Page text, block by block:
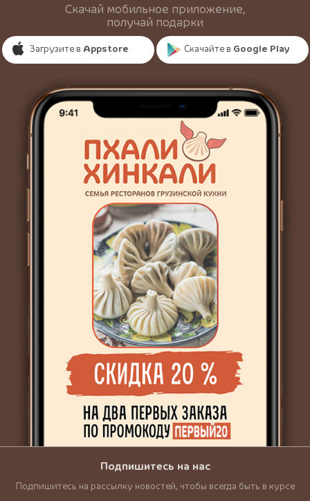
Скачай мобильное приложение,
получай подарки
Загрузите в Appstore Скачайте в Google Play
Подпишитесь на нас
Подпишитесь на рассылку новостей, чтобы всегда быть в курсе